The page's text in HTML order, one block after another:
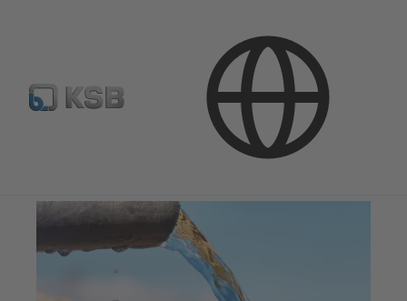
Ūdens tehnoloģijas
Ūdens apgāde un ūdens transportēšana